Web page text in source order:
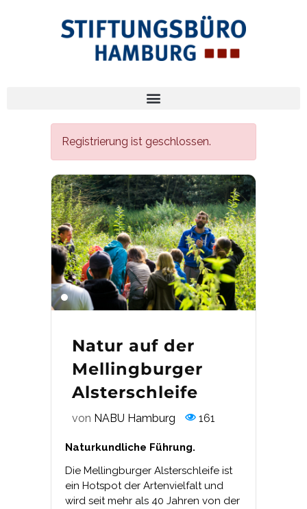
Registrierung ist geschlossen.
Natur auf der
Mellingburger
Alsterschleife
von NABU Hamburg 161
Naturkundliche Führung.
Die Mellingburger Alsterschleife ist
ein Hotspot der Artenvielfalt und
wird seit mehr als 40 Jahren von der